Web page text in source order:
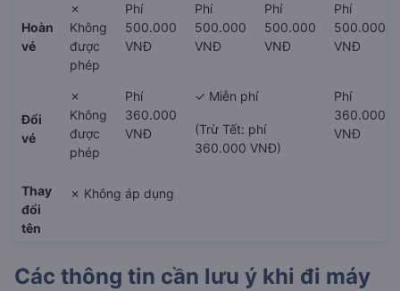
Hoàn
vé
✗
Không
được
phép
Phí
500.000
VNĐ
Phí
500.000
VNĐ
Phí
500.000
VNĐ
Phí
500.000
VNĐ
Đổi
vé
✗
Không
được
phép
Phí
360.000
VNĐ
✓ Miễn phí
(Trừ Tết: phí
360.000 VNĐ)
Phí
360.000
VNĐ
Thay
đổi
tên
✗ Không áp dụng
Các thông tin cần lưu ý khi đi máy